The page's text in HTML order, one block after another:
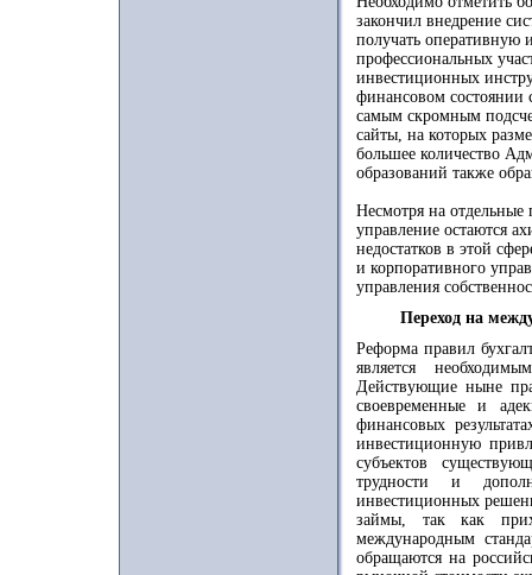
закончил внедрение
получать оперативную
профессиональных
инвестиционных
финансовом состоянии
самым скромным
сайты, на которых
большее количество
образований также
Несмотря на отдельные
управление остаются
недостатков в этой
и корпоративного
управления
Переход на
Реформа правил
является
Действующие ныне
своевременные и
финансовых
инвестиционную
субъектов
трудности и
инвестиционных
займы, так как
международным
обращаются на